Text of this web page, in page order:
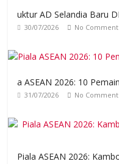
uktur AD Selandia Baru
30/07/2026 No Comment
a ASEAN 2026: 10
31/07/2026 No Comment
Piala ASEAN 2026: